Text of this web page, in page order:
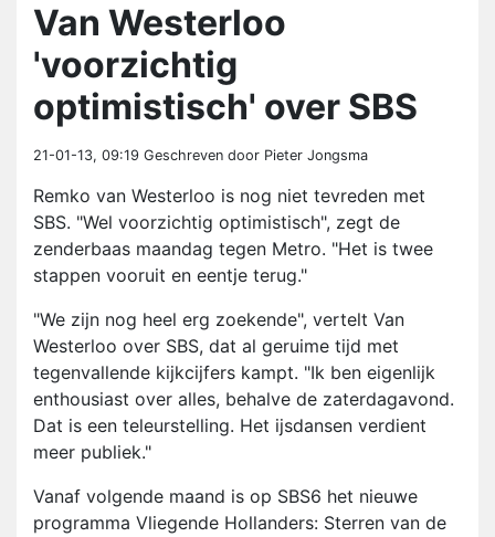
Van Westerloo
'voorzichtig
optimistisch' over SBS
21-01-13, 09:19 Geschreven door Pieter Jongsma
Remko van Westerloo is nog niet tevreden met
SBS. "Wel voorzichtig optimistisch", zegt de
zenderbaas maandag tegen Metro. "Het is twee
stappen vooruit en eentje terug."
"We zijn nog heel erg zoekende", vertelt Van
Westerloo over SBS, dat al geruime tijd met
tegenvallende kijkcijfers kampt. "Ik ben eigenlijk
enthousiast over alles, behalve de zaterdagavond.
Dat is een teleurstelling. Het ijsdansen verdient
meer publiek."
Vanaf volgende maand is op SBS6 het nieuwe
programma Vliegende Hollanders: Sterren van de